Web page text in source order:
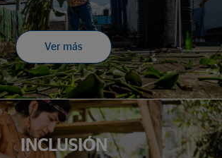
Ver más
INCLUSIÓN